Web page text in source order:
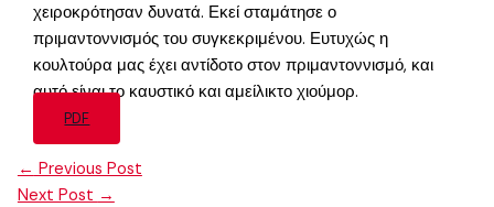
χειροκρότησαν δυνατά. Εκεί σταμάτησε ο
πριμαντοννισμός του συγκεκριμένου. Ευτυχώς η
κουλτούρα μας έχει αντίδοτο στον πριμαντοννισμό, και
αυτό είναι το καυστικό και αμείλικτο χιούμορ.
PDF
← Previous Post
Next Post →